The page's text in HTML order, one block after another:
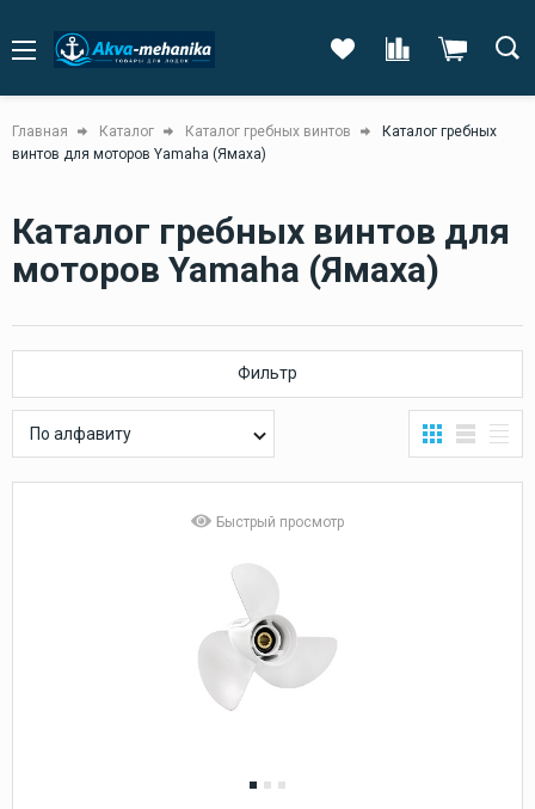
Главная Каталог Каталог гребных винтов
Каталог гребных
винтов для моторов Yamaha (Ямаха)
Каталог гребных винтов для
моторов Yamaha (Ямаха)
Фильтр
По алфавиту
Быстрый просмотр